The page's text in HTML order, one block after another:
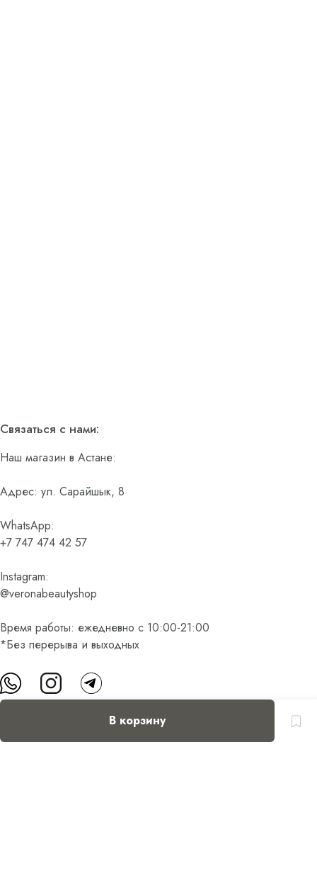
В корзину
Связаться с нами:
Наш магазин в Астане:
Адрес: ул. Сарайшык, 8
WhatsApp:
+7 747 474 42 57
Instagram:
@veronabeautyshop
Время работы: ежедневно с 10:00-21:00
*Без перерыва и выходных
Доставка и оплата